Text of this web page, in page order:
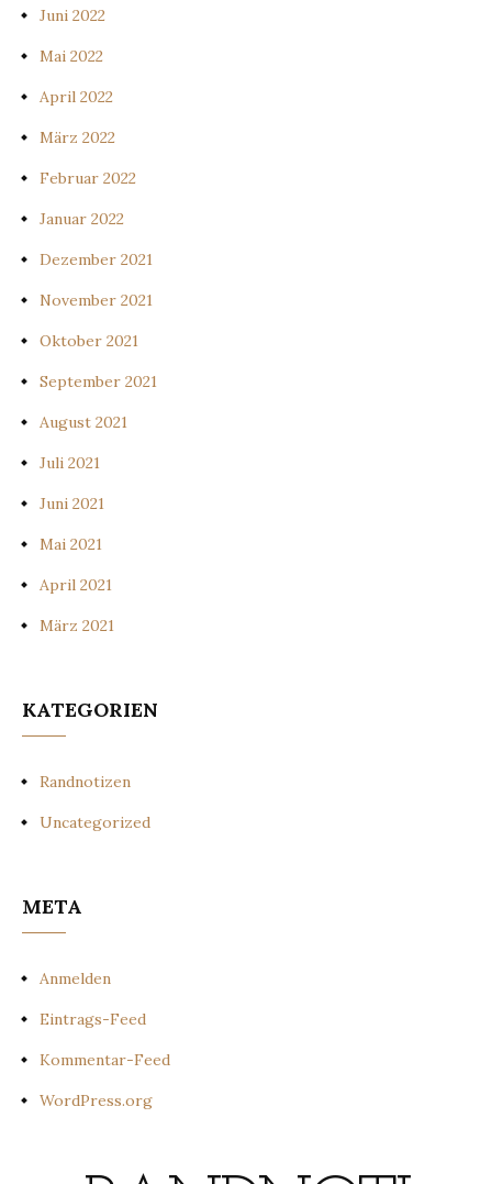
Juni 2022
Mai 2022
April 2022
März 2022
Februar 2022
Januar 2022
Dezember 2021
November 2021
Oktober 2021
September 2021
August 2021
Juli 2021
Juni 2021
Mai 2021
April 2021
März 2021
KATEGORIEN
Randnotizen
Uncategorized
META
Anmelden
Eintrags-Feed
Kommentar-Feed
WordPress.org